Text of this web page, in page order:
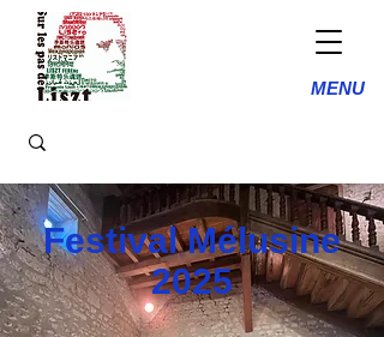
MENU
Festival Mélusine
2025